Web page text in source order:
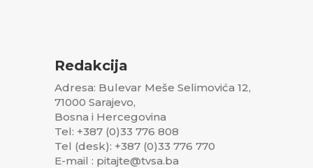
Redakcija
Adresa: Bulevar Meše Selimovića 12,
71000 Sarajevo,
Bosna i Hercegovina
Tel: +387 (0)33 776 808
Tel (desk): +387 (0)33 776 770
E-mail : pitajte@tvsa.ba